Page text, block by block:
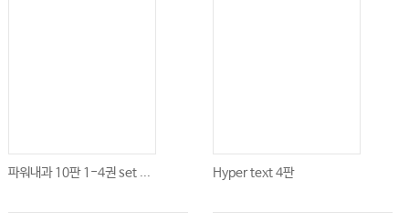
파워내과 10판 1-4권 set ... Hyper text 4판